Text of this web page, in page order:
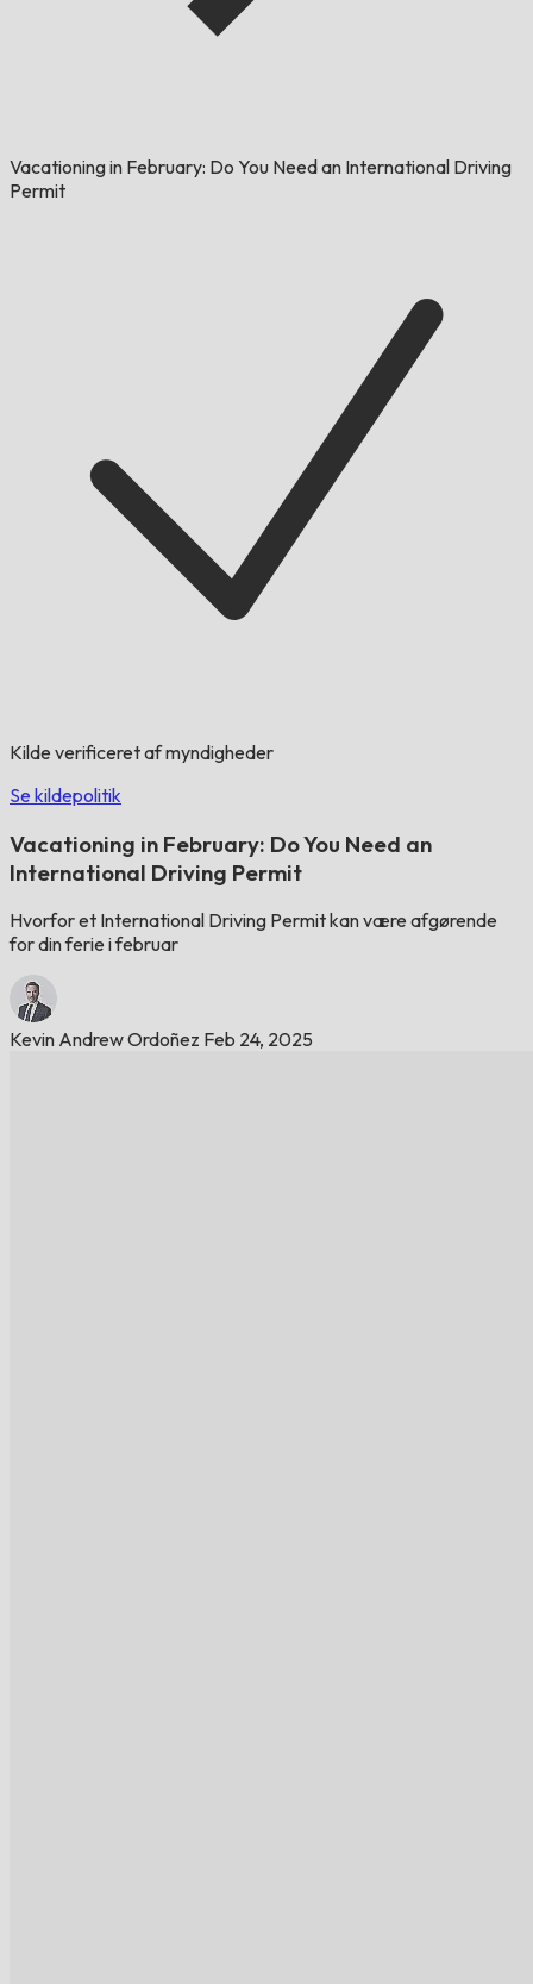
Vacationing in February: Do You Need an International Driving
Permit
Kilde verificeret af myndigheder
Se kildepolitik
Vacationing in February: Do You Need an
International Driving Permit
Hvorfor et International Driving Permit kan være afgørende
for din ferie i februar
Kevin Andrew Ordoñez Feb 24, 2025